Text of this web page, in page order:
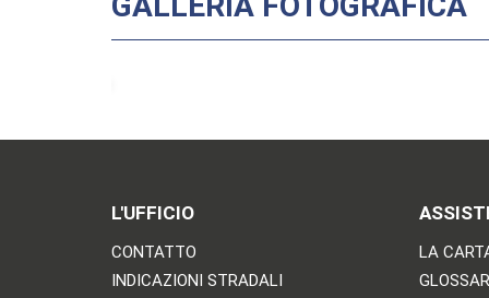
L'UFFICIO
CONTATTO
INDICAZIONI STRADALI
LA